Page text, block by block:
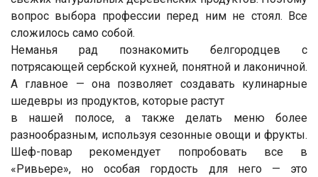
вопрос выбора профессии перед ним не стоял. Все
сложилось само собой.
Неманья рад познакомить белгородцев с
потрясающей сербской кухней, понятной и лаконичной.
А главное — она позволяет создавать кулинарные
шедевры из продуктов, которые растут
в нашей полосе, а также делать меню более
разнообразным, используя сезонные овощи и фрукты.
Шеф-повар рекомендует попробовать все в
«Ривьере», но особая гордость для него — это